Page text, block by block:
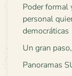
Poder formal
personal
democráticas
Un gran
Panoramas